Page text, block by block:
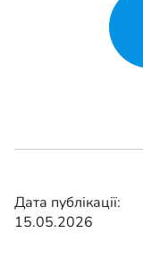
Дата публікації:
15.05.2026